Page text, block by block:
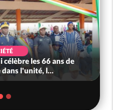
les 66 ans de
l'unité, l...